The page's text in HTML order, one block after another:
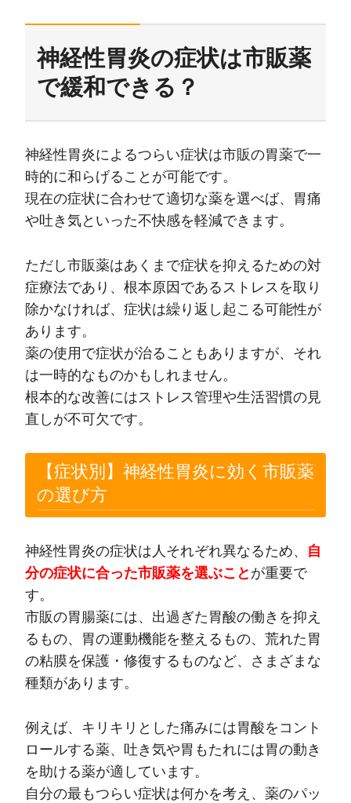
神経性胃炎の症状は市販薬
で緩和できる？
神経性胃炎によるつらい症状は市販の胃薬で一
時的に和らげることが可能です。
現在の症状に合わせて適切な薬を選べば、胃痛
や吐き気といった不快感を軽減できます。
ただし市販薬はあくまで症状を抑えるための対
症療法であり、根本原因であるストレスを取り
除かなければ、症状は繰り返し起こる可能性が
あります。
薬の使用で症状が治ることもありますが、それ
は一時的なものかもしれません。
根本的な改善にはストレス管理や生活習慣の見
直しが不可欠です。
【症状別】神経性胃炎に効く市販薬
の選び方
神経性胃炎の症状は人それぞれ異なるため、 自
分の症状に合った市販薬を選ぶこと が重要で
す。
市販の胃腸薬には、出過ぎた胃酸の働きを抑え
るもの、胃の運動機能を整えるもの、荒れた胃
の粘膜を保護・修復するものなど、さまざまな
種類があります。
例えば、キリキリとした痛みには胃酸をコント
ロールする薬、吐き気や胃もたれには胃の動き
を助ける薬が適しています。
自分の最もつらい症状は何かを考え、薬のパッ